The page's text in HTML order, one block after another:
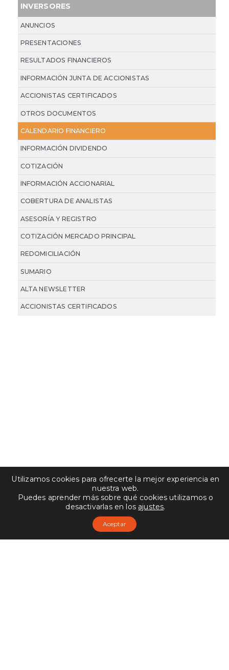
INVERSORES
ANUNCIOS
PRESENTACIONES
RESULTADOS FINANCIEROS
INFORMACIÓN JUNTA DE ACCIONISTAS
ACCIONISTAS CERTIFICADOS
OTROS DOCUMENTOS
CALENDARIO FINANCIERO
INFORMACIÓN DIVIDENDO
COTIZACIÓN
INFORMACIÓN ACCIONARIAL
COBERTURA DE ANALISTAS
ASESORÍA Y REGISTRO
COTIZACIÓN MERCADO PRINCIPAL
REDOMICILIACIÓN
SUMARIO
ALTA NEWSLETTER
ACCIONISTAS CERTIFICADOS
Utilizamos cookies para ofrecerte la mejor experiencia en
nuestra web.
Puedes aprender más sobre qué cookies utilizamos o
desactivarlas en los ajustes.
Aceptar